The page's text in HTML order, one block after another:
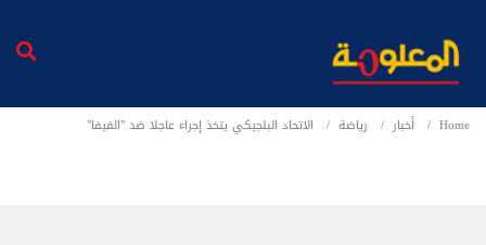
Home أخبار رياضة الاتحاد البلجيكي يتخذ إجراء عاجلا ضد "الفيفا"